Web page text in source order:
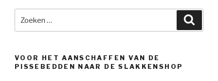
VOOR HET AANSCHAFFEN VAN DE
PISSEBEDDEN NAAR DE SLAKKENSHOP